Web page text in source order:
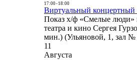
17:00- 18:00
Виртуальный концертный
Показ х/ф «Смелые люди»
театра и кино Сергея
мин.) (Ульяновой, 1, зал №
11
Августа